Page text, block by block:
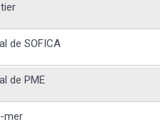
de SOFICA
de PME
mer